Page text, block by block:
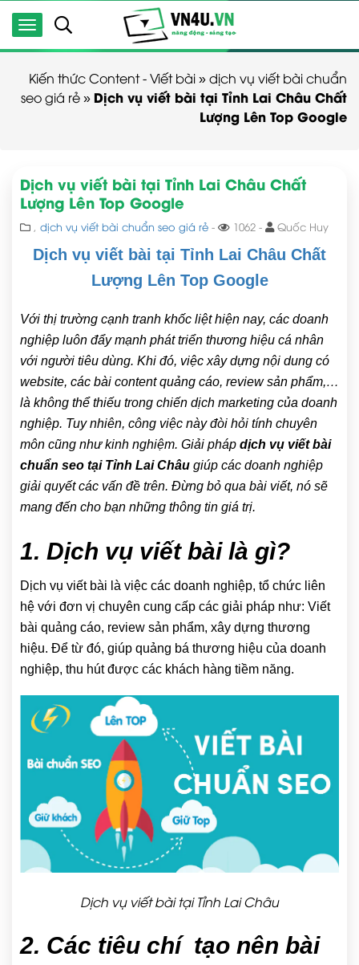
Kiến thức Content - Viết bài»dịch vụ viết bài chuẩn
seo giá rẻ» Dịch vụ viết bài tại Tỉnh Lai Châu Chất
Lượng Lên Top Google
Dịch vụ viết bài tại Tỉnh Lai Châu Chất
Lượng Lên Top Google
, dịch vụ viết bài chuẩn seo giá rẻ - 1062 - Quốc Huy
Dịch vụ viết bài tại Tỉnh Lai Châu Chất
Lượng Lên Top Google
Với thị trường cạnh tranh khốc liệt hiện nay, các doanh
nghiệp luôn đẩy mạnh phát triển thương hiệu cá nhân
với người tiêu dùng. Khi đó, việc xây dựng nội dung có
website, các bài content quảng cáo, review sản phẩm,…
là không thể thiếu trong chiến dịch marketing của doanh
nghiệp. Tuy nhiên, công việc này đòi hỏi tính chuyên
môn cũng như kinh nghiệm. Giải pháp dịch vụ viết bài
chuẩn seo tại Tỉnh Lai Châu giúp các doanh nghiệp
giải quyết các vấn đề trên. Đừng bỏ qua bài viết, nó sẽ
mang đến cho bạn những thông tin giá trị.
1. Dịch vụ viết bài là gì?
Dịch vụ viết bài là việc các doanh nghiệp, tổ chức liên
hệ với đơn vị chuyên cung cấp các giải pháp như: Viết
bài quảng cáo, review sản phẩm, xây dựng thương
hiệu. Để từ đó, giúp quảng bá thương hiệu của doanh
nghiệp, thu hút được các khách hàng tiềm năng.
Dịch vụ viết bài tại Tỉnh Lai Châu
2. Các tiêu chí tạo nên bài